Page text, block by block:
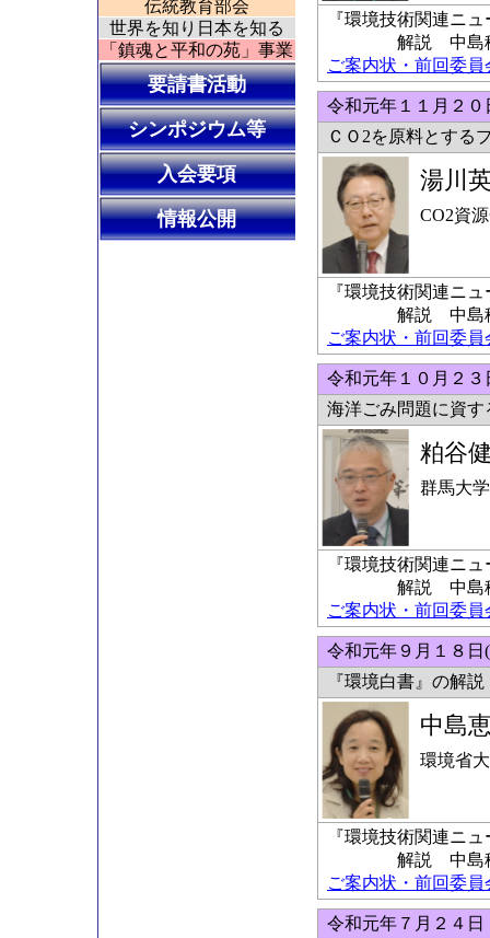
伝統教育部会
世界を知り日本を知る
「鎮魂と平和の苑」事業
要請書活動
シンポジウム等
入会要項
情報公開
『環境技術関連ニ
解説 中島稔科
ご案内状・前回委員
令和元年１１月２
ＣＯ2を原料とする
湯川
CO2資
『環境技術関連ニ
解説 中島稔科
ご案内状・前回委員
令和元年１０月２
海洋ごみ問題に資
粕谷
群馬大
『環境技術関連ニ
解説 中島稔科
ご案内状・前回委員
令和元年９月１８
『環境白書』の解説
中島
環境省
『環境技術関連ニ
解説 中島稔科
ご案内状・前回委員
令和元年７月２４